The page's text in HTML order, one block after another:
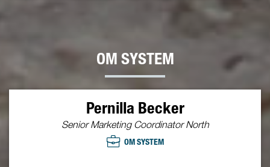
OM SYSTEM
Pernilla Becker
Senior Marketing Coordinator North
OM SYSTEM